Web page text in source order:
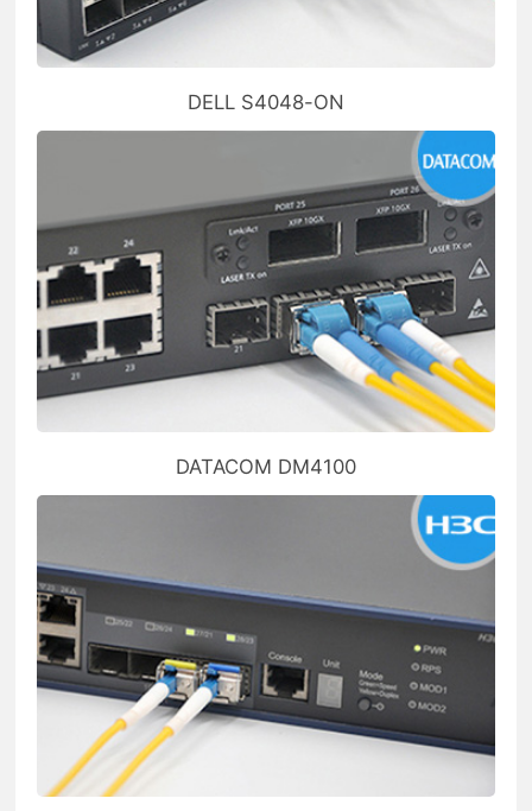
DELL S4048-ON
DATACOM DM4100